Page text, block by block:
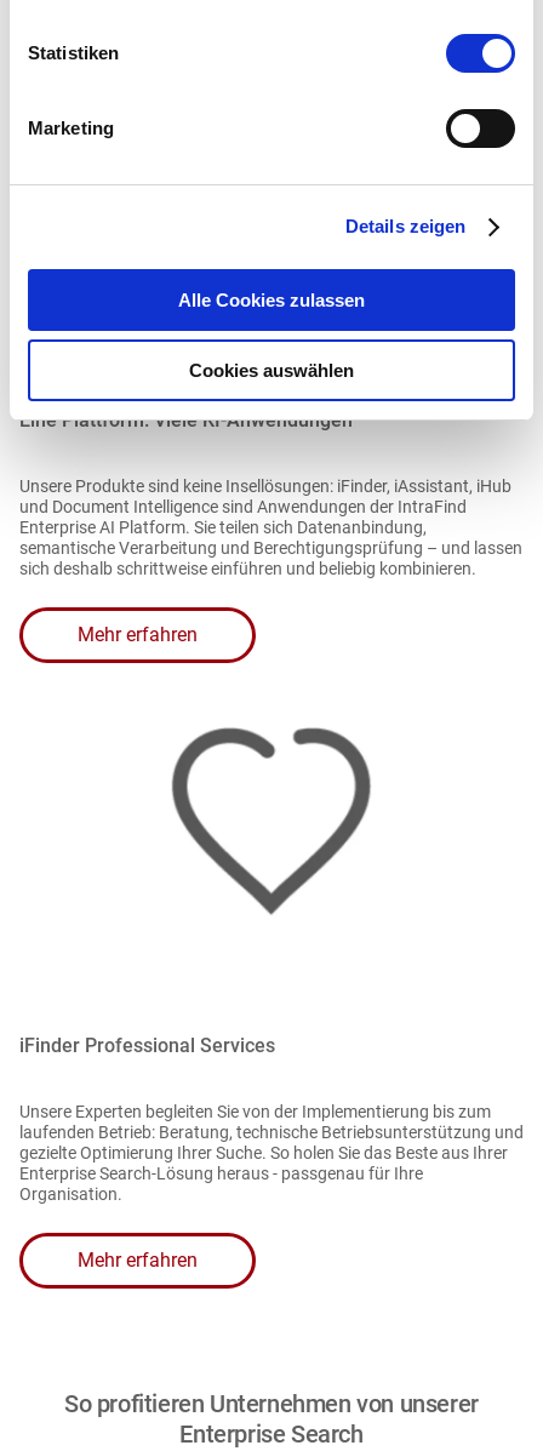
Statistiken
Marketing
Details zeigen
Alle Cookies zulassen
Cookies auswählen
Eine Plattform. Viele KI-Anwendungen
Unsere Produkte sind keine Insellösungen: iFinder, iAssistant, iHub
und Document Intelligence sind Anwendungen der IntraFind
Enterprise AI Platform. Sie teilen sich Datenanbindung,
semantische Verarbeitung und Berechtigungsprüfung – und lassen
sich deshalb schrittweise einführen und beliebig kombinieren.
Mehr erfahren
iFinder Professional Services
Unsere Experten begleiten Sie von der Implementierung bis zum
laufenden Betrieb: Beratung, technische Betriebsunterstützung und
gezielte Optimierung Ihrer Suche. So holen Sie das Beste aus Ihrer
Enterprise Search-Lösung heraus - passgenau für Ihre
Organisation.
Mehr erfahren
So profitieren Unternehmen von unserer
Enterprise Search